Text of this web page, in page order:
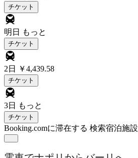
チケット
明日 もっと
チケット
2日 ￥4,439.58
チケット
3日 もっと
チケット
Booking.comに滞在する 検索宿泊施設